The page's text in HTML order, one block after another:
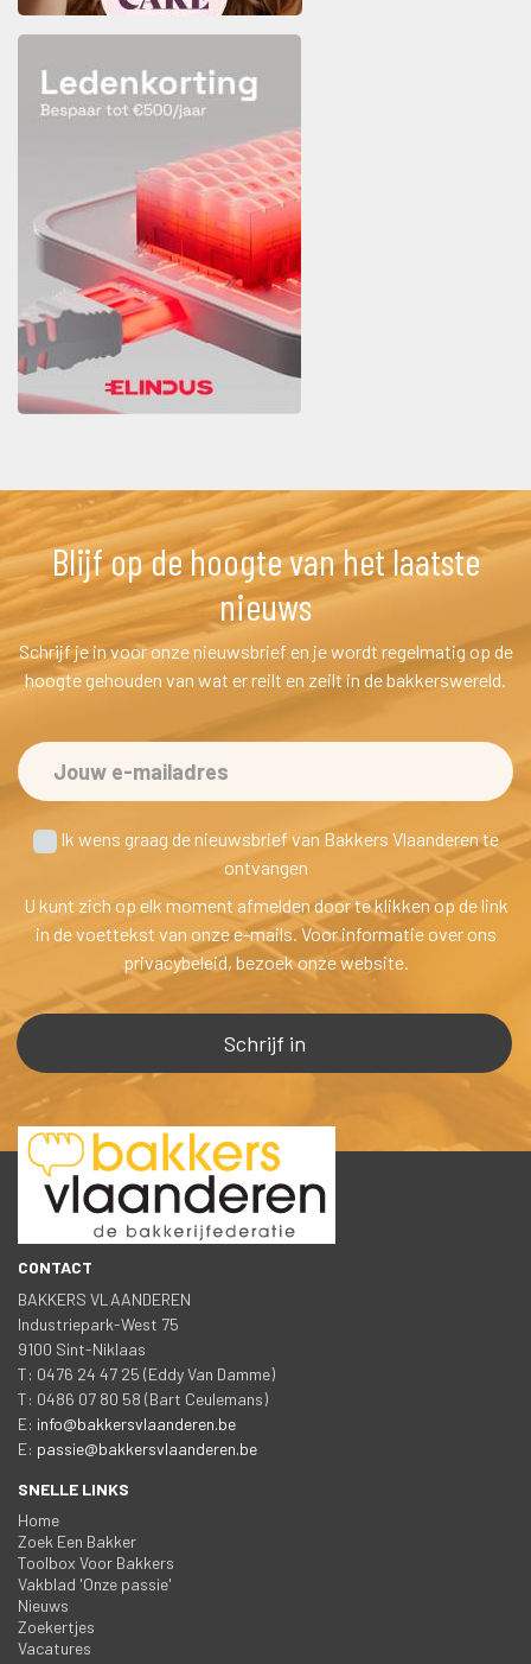
Blijf op de hoogte van het laatste
nieuw
Schrijf je in voor onze nieuwsbrief en je wordt regelmatig op de
hoogte gehouden van wat er reilt en zeilt in de bakkerswereld.
Ik wens graag de nieuwsbrief van Bakkers Vlaanderen te
ontvangen
U kunt zich op elk moment afmelden door te klikken op de link
in de voettekst van onze e-mails. Voor informatie over ons
privacybeleid, bezoek onze website.
CONTACT
BAKKERS VLAANDEREN
Industriepark-West 75
9100 Sint-Niklaa
T: 0476 24 47 25 (Eddy Van Damme)
T: 0486 07 80 58 (Bart Ceulemans)
E: info@bakkersvlaanderen.be
E: passie@bakkersvlaanderen.be
SNELLE LINKS
Home
Zoek Een Bakker
Toolbox Voor Bakker
Vakblad 'Onze passie'
Nieuw
Zoekertje
Vacature